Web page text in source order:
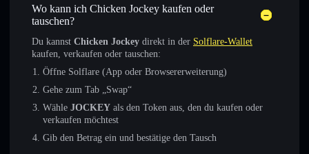
Wo kann ich Chicken Jockey kaufen oder
tauschen?
Du kannst Chicken Jockey direkt in der Solflare-Wallet
kaufen, verkaufen oder tauschen:
Öffne Solflare (App oder Browsererweiterung)
Gehe zum Tab „Swap“
Wähle JOCKEY als den Token aus, den du kaufen oder
verkaufen möchtest
Gib den Betrag ein und bestätige den Tausch